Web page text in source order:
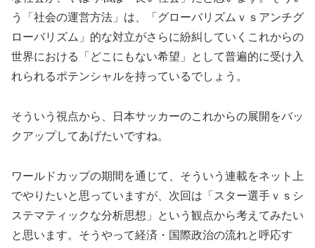
う「社会の運営方法」は、「グローバリズムｖｓアンチグ
ローバリズム」的な対立がさらに紛糾していくこれからの
世界における「どこにもない希望」として普遍的に受け入
れられるポテンシャルを持っているでしょう。
そういう視点から、日本サッカーのこれからの展開をバッ
クアップしてあげたいですね。
ワールドカップの期間を通じて、そういう連載をネット上
でやりたいと思っていますが、次回は「スター選手ｖｓシ
ステマティックな分析思想」という観点から考えてみたい
と思います。そうやって経済・国際政治の流れと呼応す